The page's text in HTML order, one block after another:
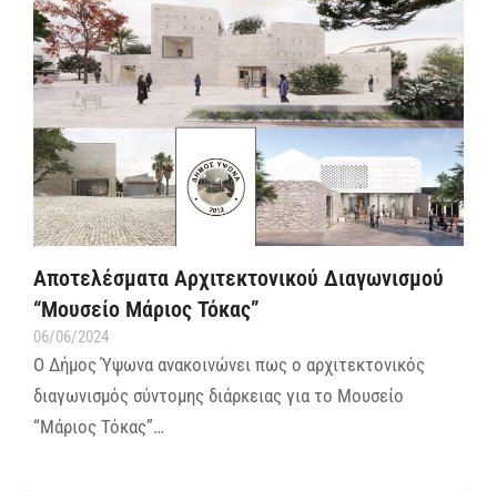
Αποτελέσματα Αρχιτεκτονικού Διαγωνισμού
“Μουσείο Μάριος Τόκας”
06/06/2024
Ο Δήμος Ύψωνα ανακοινώνει πως ο αρχιτεκτονικός
διαγωνισμός σύντομης διάρκειας για το Μουσείο
“Μάριος Τόκας”…